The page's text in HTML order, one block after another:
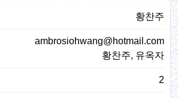
황찬주
ambrosiohwang@hotmail.com
황찬주, 유옥자
2